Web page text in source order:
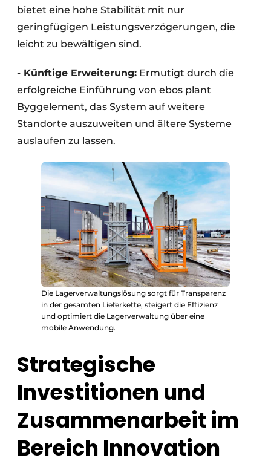
bietet eine hohe Stabilität mit nur
geringfügigen Leistungsverzögerungen, die
leicht zu bewältigen sind.
- Künftige Erweiterung: Ermutigt durch die
erfolgreiche Einführung von ebos plant
Byggelement, das System auf weitere
Standorte auszuweiten und ältere Systeme
auslaufen zu lassen.
Die Lagerverwaltungslösung sorgt für Transparenz
in der gesamten Lieferkette, steigert die Effizienz
und optimiert die Lagerverwaltung über eine
mobile Anwendung.
Strategische
Investitionen und
Zusammenarbeit im
Bereich Innovation